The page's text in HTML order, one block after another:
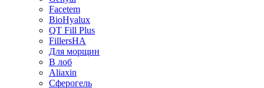
Facetem
BioHyalux
QT Fill Plus
FillersHA
Для морщин
В лоб
Aliaxin
Сферогель